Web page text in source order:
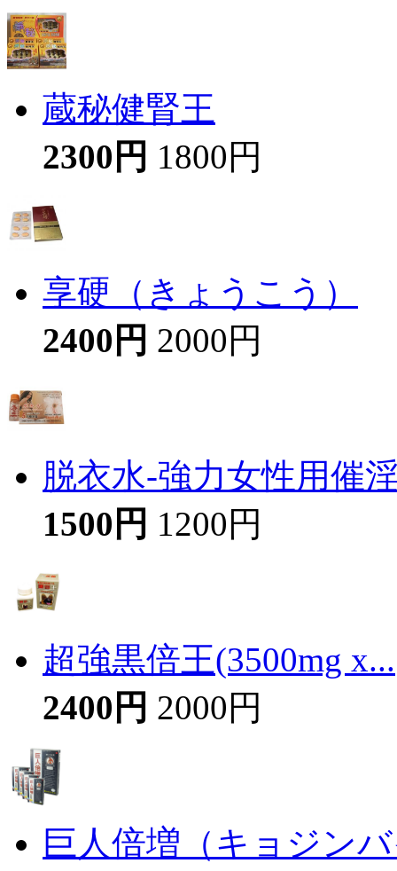
蔵秘健腎王
2300円 1800円
享硬（きょうこう）
2400円 2000円
脱衣水-強力女性用催
1500円 1200円
超強黒倍王(3500mg x...
2400円 2000円
巨人倍増（キョジン